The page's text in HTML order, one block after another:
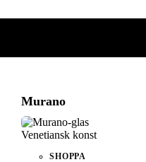
Murano
Venetiansk konst
SHOPPA